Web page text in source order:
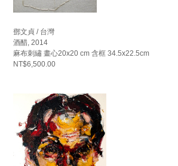
鄧文貞 / 台灣
酒醋, 2014
麻布刺繡 畫心20x20 cm 含框 34.5x22.5cm
NT$6,500.00